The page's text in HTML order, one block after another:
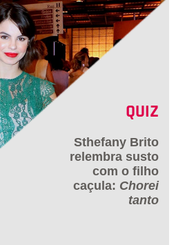
QUIZ
Sthefany Brito
relembra susto
com o filho
caçula: Chorei
tanto